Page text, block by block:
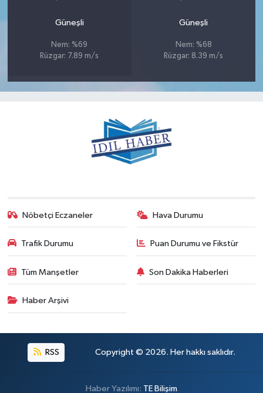
Güneşli
Nem: %69
Rüzgar: 7.89 m/s
Güneşli
Nem: %68
Rüzgar: 8.39 m/s
Nöbetçi Eczaneler Hava Durumu
Trafik Durumu Puan Durumu ve Fikstür
Tüm Manşetler Son Dakika Haberleri
Haber Arşivi
RSS Copyright © 2026. Her hakkı saklıdır.
Haber Yazılımı: TE Bilişim